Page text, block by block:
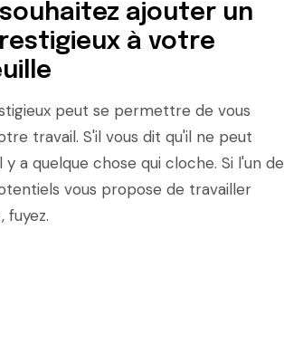
souhaitez ajouter un
à votre
peut se permettre de vous
travail. S'il vous dit qu'il ne peut
y a quelque chose qui cloche. Si l'un de
vous propose de travailler
fuyez.